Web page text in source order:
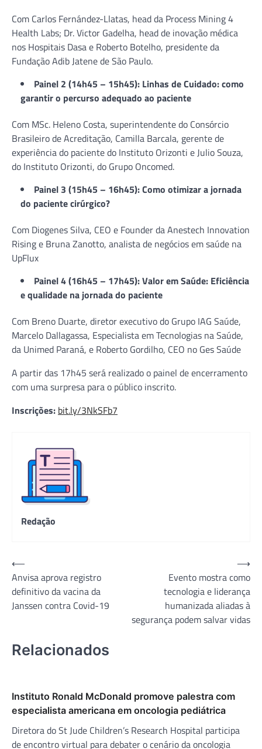
Com Carlos Fernández-Llatas, head da Process Mining 4
Health Labs; Dr. Victor Gadelha, head de inovação médica
nos Hospitais Dasa e Roberto Botelho, presidente da
Fundação Adib Jatene de São Paulo.
Painel 2 (14h45 – 15h45): Linhas de Cuidado: como
garantir o percurso adequado ao paciente
Com MSc. Heleno Costa, superintendente do Consórcio
Brasileiro de Acreditação, Camilla Barcala, gerente de
experiência do paciente do Instituto Orizonti e Julio Souza,
do Instituto Orizonti, do Grupo Oncomed.
Painel 3 (15h45 – 16h45): Como otimizar a jornada
do paciente cirúrgico?
Com Diogenes Silva, CEO e Founder da Anestech Innovation
Rising e Bruna Zanotto, analista de negócios em saúde na
UpFlux
Painel 4 (16h45 – 17h45): Valor em Saúde: Eficiência
e qualidade na jornada do paciente
Com Breno Duarte, diretor executivo do Grupo IAG Saúde,
Marcelo Dallagassa, Especialista em Tecnologias na Saúde,
da Unimed Paraná, e Roberto Gordilho, CEO no Ges Saúde
A partir das 17h45 será realizado o painel de encerramento
com uma surpresa para o público inscrito.
Inscrições: bit.ly/3NkSFb7
Redação
Navegação
de
Post
⟵
Anvisa aprova registro
definitivo da vacina da
Janssen contra Covid-19
Evento mostra como
tecnologia e liderança
humanizada aliadas à
segurança podem salvar vidas
⟶
Relacionados
Instituto Ronald McDonald promove palestra com
especialista americana em oncologia pediátrica
Diretora do St Jude Children’s Research Hospital participa
de encontro virtual para debater o cenário da oncologia